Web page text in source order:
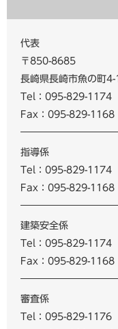
代表
〒850-8685
長崎県長崎市魚の町4-
Tel：095-829-1174
Fax：095-829-1168
指導係
Tel：095-829-1174
Fax：095-829-1168
建築安全係
Tel：095-829-1174
Fax：095-829-1168
審査係
Tel：095-829-1176